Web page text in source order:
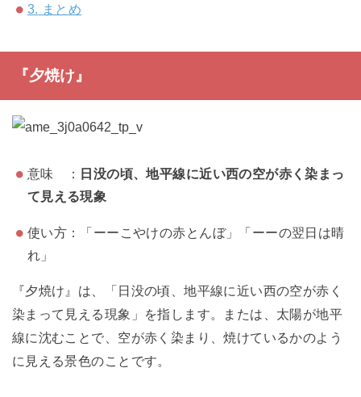
3. まとめ
『夕焼け』
意味 ： 日没の頃、地平線に近い西の空が赤く染まっ
て見える現象
使い方：「ーーこやけの赤とんぼ」「ーーの翌日は晴
れ」
『夕焼け』は、「日没の頃、地平線に近い西の空が赤く
染まって見える現象」を指します。または、太陽が地平
線に沈むことで、空が赤く染まり、焼けているかのよう
に見える景色のことです。